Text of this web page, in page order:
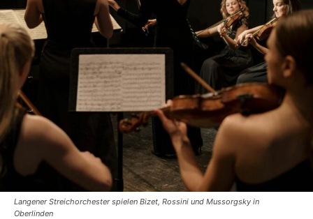
Langener Streichorchester spielen Bizet, Rossini und Mussorgsky in
Oberlinden